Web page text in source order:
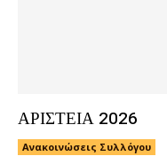
ΑΡΙΣΤΕΙΑ 2026
Ανακοινώσεις Συλλόγου